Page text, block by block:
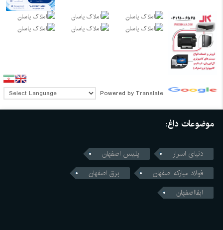
Powered by Translate
موضوعات داغ:
دنیای اسرار
پلیس اصفهان
فولاد مبارکه اصفهان
برق اصفهان
ابفااصفهان